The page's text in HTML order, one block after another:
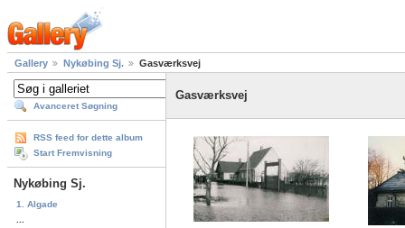
Gallery Nykøbing Sj. Gasværksvej
Avanceret Søgning
RSS feed for dette album
Start Fremvisning
Nykøbing Sj.
1. Algade
Gasværksvej